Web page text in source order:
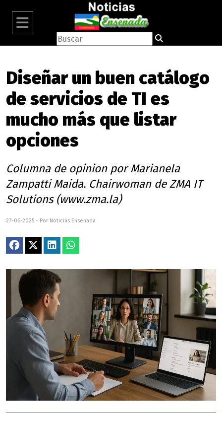
Diseñar un buen catálogo
de servicios de TI es
mucho más que listar
opciones
Columna de opinion por Marianela
Zampatti Maida. Chairwoman de ZMA IT
Solutions (www.zma.la)
27-06-2025 - Por Noticias Ensenada